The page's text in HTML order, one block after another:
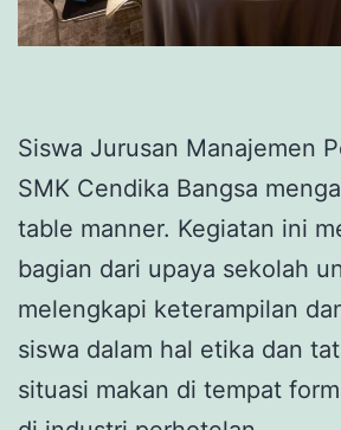
Siswa Jurusan Manajemen
SMK Cendika Bangsa
table manner. Kegiatan ini
bagian dari upaya sekolah
melengkapi keterampilan
siswa dalam hal etika dan
situasi makan di tempat